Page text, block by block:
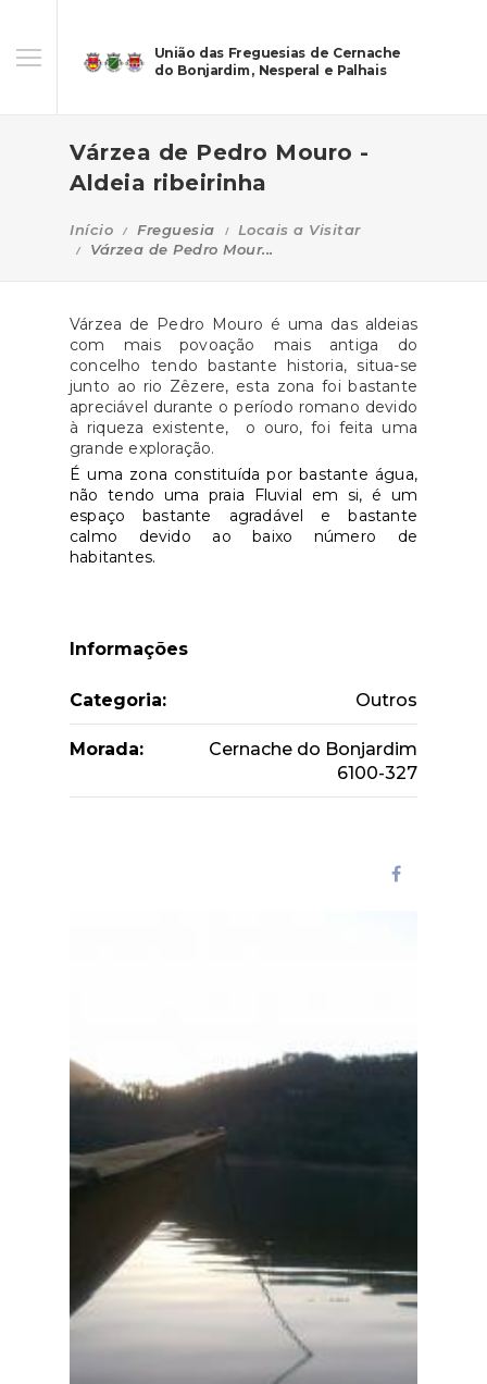
União das Freguesias de Cernache
do Bonjardim, Nesperal e Palhais
Várzea de Pedro Mouro -
Aldeia ribeirinha
Início Freguesia
Locais a Visitar
Várzea de Pedro Mour...
Várzea de Pedro Mouro é uma das aldeias
com mais povoação mais antiga do
concelho tendo bastante historia, situa-se
junto ao rio Zêzere, esta zona foi bastante
apreciável durante o período romano devido
à riqueza existente, o ouro, foi feita uma
grande exploração.
É uma zona constituída por bastante água,
não tendo uma praia Fluvial em si, é um
espaço bastante agradável e bastante
calmo devido ao baixo número de
habitantes.
Informações
Categoria: Outros
Morada:
Cernache do Bonjardim
6100-327